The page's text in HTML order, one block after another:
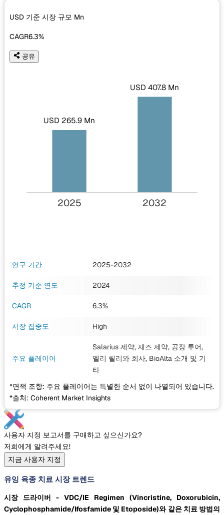
USD 기준 시장 규모 Mn
CAGR6.3%
공유
USD 265.9 Mn
USD 407.8 Mn
2025 2032
연구 기간 2025-2032
추정 기준 연도 2024
CAGR 6.3%
시장 집중도 High
주요 플레이어
Salarius 제약, 재즈 제약, 공장 투어,
엘리 릴리와 회사, BioAlta 소개 및 기
타
*면책 조항: 주요 플레이어는 특별한 순서 없이 나열되어 있습니다.
*출처: Coherent Market Insights
사용자 지정 보고서를 구매하고 싶으신가요?
저희에게 알려주세요!
지금 사용자 지정
유잉 육종 치료 시장 트렌드
시장 드라이버 - VDC/IE Regimen (Vincristine, Doxorubicin,
Cyclophosphamide/Ifosfamide 및 Etoposide)와 같은 치료 방법의